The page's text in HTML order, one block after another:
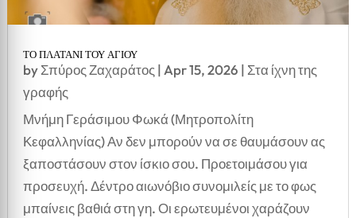
ΤΟ ΠΛΑΤΑΝΙ ΤΟΥ ΑΓΙΟΥ
byΣπύρος Ζαχαράτος | Apr 15, 2026 | Στα ίχνη της
γραφής
Μνήμη Γεράσιμου Φωκά (Μητροπολίτη
Κεφαλληνίας) Αν δεν μπορούν να σε θαυμάσουν ας
ξαποστάσουν στον ίσκιο σου. Προετοιμάσου για
προσευχή. Δέντρο αιωνόβιο συνομιλείς με το φως
μπαίνεις βαθιά στη γη. Οι ερωτευμένοι χαράζουν